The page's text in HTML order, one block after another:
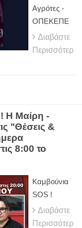
Αγρότες -
ΟΠΕΚΕΠΕ
Διαβάστε
Περισσότερ
Η Μαίρη -
"Θέσεις &
8:00 το
Καμβούνια
SOS !
Διαβάστε
Περισσότερ